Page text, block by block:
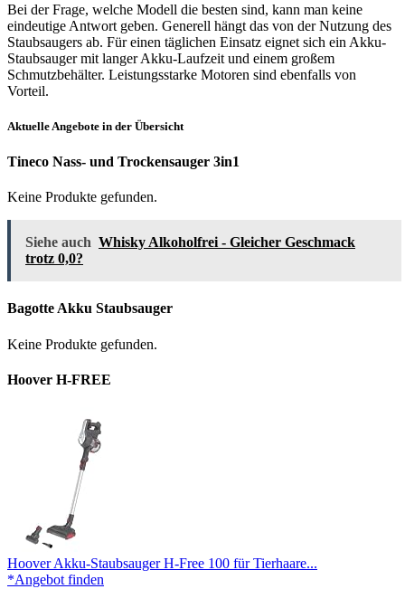
Bei der Frage, welche Modell die besten sind, kann man keine
eindeutige Antwort geben. Generell hängt das von der Nutzung des
Staubsaugers ab. Für einen täglichen Einsatz eignet sich ein Akku-
Staubsauger mit langer Akku-Laufzeit und einem großem
Schmutzbehälter. Leistungsstarke Motoren sind ebenfalls von
Vorteil.
Aktuelle Angebote in der Übersicht
Tineco Nass- und Trockensauger 3in1
Keine Produkte gefunden.
Siehe auch Whisky Alkoholfrei - Gleicher Geschmack
trotz 0,0?
Bagotte Akku Staubsauger
Keine Produkte gefunden.
Hoover H-FREE
Hoover Akku-Staubsauger H-Free 100 für Tierhaare...
*Angebot finden